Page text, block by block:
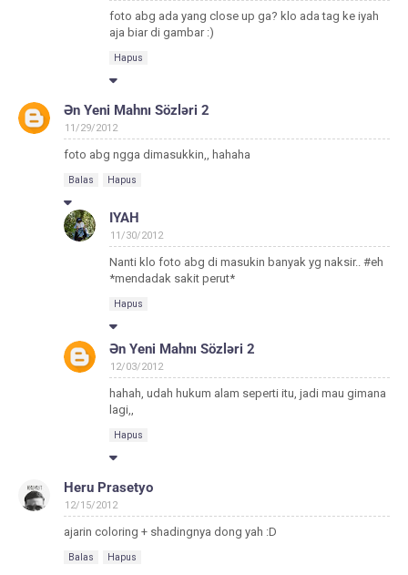
foto abg ada yang close up ga? klo ada tag ke iyah
aja biar di gambar :)
Hapus
Ən Yeni Mahnı Sözləri 2
11/29/2012
foto abg ngga dimasukkin,, hahaha
Balas Hapus
IYAH
11/30/2012
Nanti klo foto abg di masukin banyak yg naksir.. #eh
*mendadak sakit perut*
Hapus
Ən Yeni Mahnı Sözləri 2
12/03/2012
hahah, udah hukum alam seperti itu, jadi mau gimana
lagi,,
Hapus
Heru Prasetyo
12/15/2012
ajarin coloring + shadingnya dong yah :D
Balas Hapus